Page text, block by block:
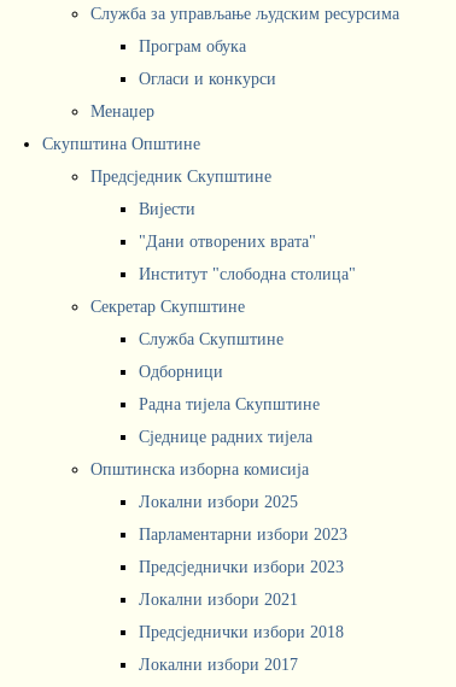
Служба за управљање људским ресурсима
Програм обука
Огласи и конкурси
Менаџер
Скупштина Општине
Предсједник Скупштине
Вијести
"Дани отворених врата"
Институт "слободна столица"
Секретар Скупштине
Служба Скупштине
Одборници
Радна тијела Скупштине
Сједнице радних тијела
Општинска изборна комисија
Локални избори 2025
Парламентарни избори 2023
Предсједнички избори 2023
Локални избори 2021
Предсједнички избори 2018
Локални избори 2017